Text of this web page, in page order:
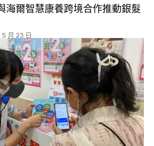
海爾智慧康養跨境合作推動銀髮
月 23 日